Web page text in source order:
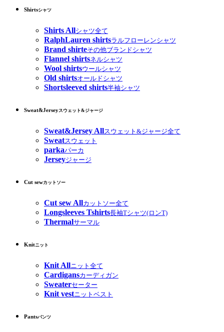
Shirtsシャツ
Shirts Allシャツ全て
RalphLauren shirtsラルフローレンシャツ
Brand shirteその他ブランドシャツ
Flannel shirtsネルシャツ
Wool shirtsウールシャツ
Old shirtsオールドシャツ
Shortsleeved shirts半袖シャツ
Sweat&Jerseyスウェット&ジャージ
Sweat&Jersey Allスウェット&ジャージ全て
Sweatスウェット
parkaパーカ
Jerseyジャージ
Cut sewカットソー
Cut sew Allカットソー全て
Longsleeves Tshirts長袖Tシャツ(ロンT)
Thermalサーマル
Knitニット
Knit Allニット全て
Cardigansカーディガン
Sweaterセーター
Knit vestニットベスト
Pantsパンツ